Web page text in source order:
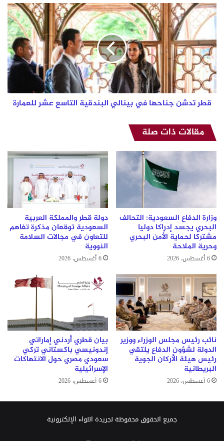
قطر
تدشن
جناحها
في
بينالي
البندقية
التاسع
عشر
للعمارة
قطر تدشن جناحها في بينالي البندقية التاسع عشر للعمارة
مقالات ذات صلة
وزارة الدفاع السعودية: التحالف
البحري يجسد إدراكا دوليا
مشتركا لحماية الأمن البحري
وحرية الملاحة
6 أغسطس، 2026
دولة قطر والمملكة العربية
السعودية توقعان مذكرة تفاهم
للتعاون في مجالات السلامة
النووية
6 أغسطس، 2026
نائب رئيس مجلس الوزراء ووزير
الدولة لشؤون الدفاع يلتقي
رئيس هيئة الأركان الجوية
البريطانية
6 أغسطس، 2026
بيان قطري أردني إماراتي
إندونيسي باكستاني تركي
سعودي مصري حول الانتهاكات
الإسرائيلية
6 أغسطس، 2026
جميع الحقوق محفوظة لجريدة اللواء الإلكترونية